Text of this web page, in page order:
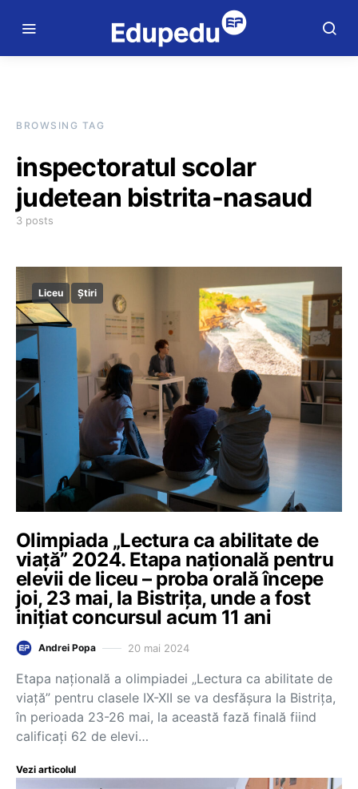
BROWSING TAG
inspectoratul scolar
judetean bistrita-nasaud
3 posts
Liceu Știri
Olimpiada „Lectura ca abilitate de
viață” 2024. Etapa națională pentru
elevii de liceu – proba orală începe
joi, 23 mai, la Bistrița, unde a fost
inițiat concursul acum 11 ani
Andrei Popa 20 mai 2024
Etapa naţională a olimpiadei „Lectura ca abilitate de
viaţă” pentru clasele IX-XII se va desfăşura la Bistriţa,
în perioada 23-26 mai, la această fază finală fiind
calificaţi 62 de elevi…
Vezi articolul